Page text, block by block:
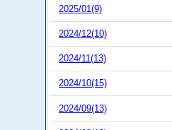
2025/01(9)
2024/12(10)
2024/11(13)
2024/10(15)
2024/09(13)